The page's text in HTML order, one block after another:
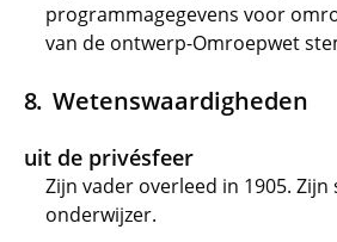
programmagegevens voor
van de ontwerp-Omroepwet
Wetenswaardigheden
uit de privésfeer
Zijn vader overleed in 1905. Zijn
onderwijzer.